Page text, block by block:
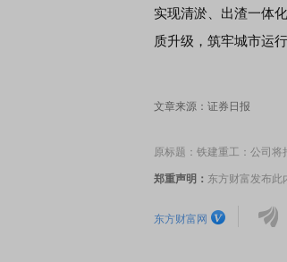
实现清淤、出渣一体
质升级，筑牢城市运行
文章来源：证券日报
原标题：铁建重工：公司
郑重声明： 东方财富发布此
东方财富网